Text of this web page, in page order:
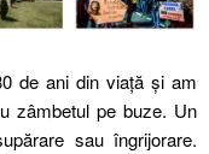
de ani din viață și am
zâmbetul pe buze. Un
sau îngrijorare.